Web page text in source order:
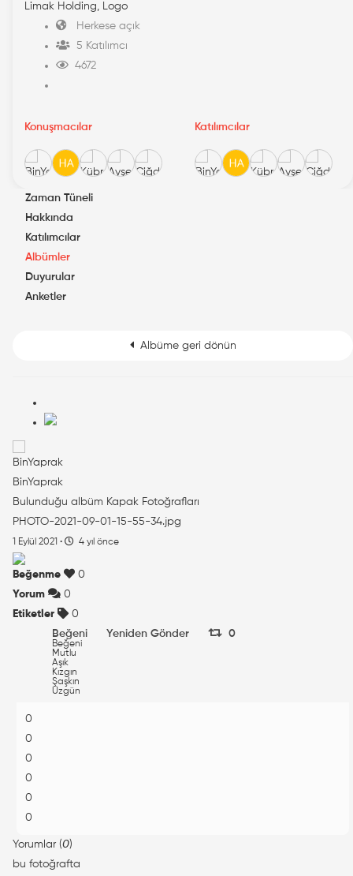
Limak Holding, Logo
Herkese açık
5 Katılımcı
4672
Konuşmacılar Katılımcılar
Zaman Tüneli
Hakkında
Katılımcılar
Albümler
Duyurular
Anketler
Albüme geri dönün
BinYaprak
Bulunduğu albüm Kapak Fotoğrafları
PHOTO-2021-09-01-15-55-34.jpg
1 Eylül 2021 · 4 yıl önce
Beğenme
0
Yorum
0
Etiketler
0
Beğeni
Beğeni
Mutlu
Aşık
Kızgın
Şaşkın
Üzgün
Yeniden Gönder 0
0
0
0
0
0
0
Yorumlar (0)
bu fotoğrafta